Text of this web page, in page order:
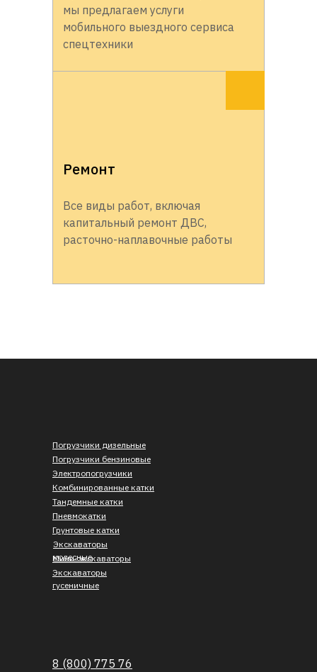
мы предлагаем услуги
мобильного выездного сервиса
спецтехники
Ремонт
Все виды работ, включая
капитальный ремонт ДВС,
расточно-наплавочные работы
Погрузчики дизельные
Погрузчики бензиновые
Электропогрузчики
Экскаваторы
колесные
Экскаваторы
гусеничные
Мини-экскаваторы
Комбинированные катки
Грунтовые катки
Тандемные катки
Пневмокатки
8 (800) 775 76